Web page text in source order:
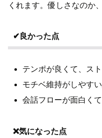
くれます。優しさなのか
✔良かった点
テンポが良くて、ス
モチベ維持がしやす
会話フローが面白く
❌気になった点